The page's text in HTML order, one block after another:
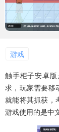
音乐舞蹈
1百+款手游
游戏
触手柜子安卓
求，玩家需要移
就能将其抓获，
游戏使用的是中